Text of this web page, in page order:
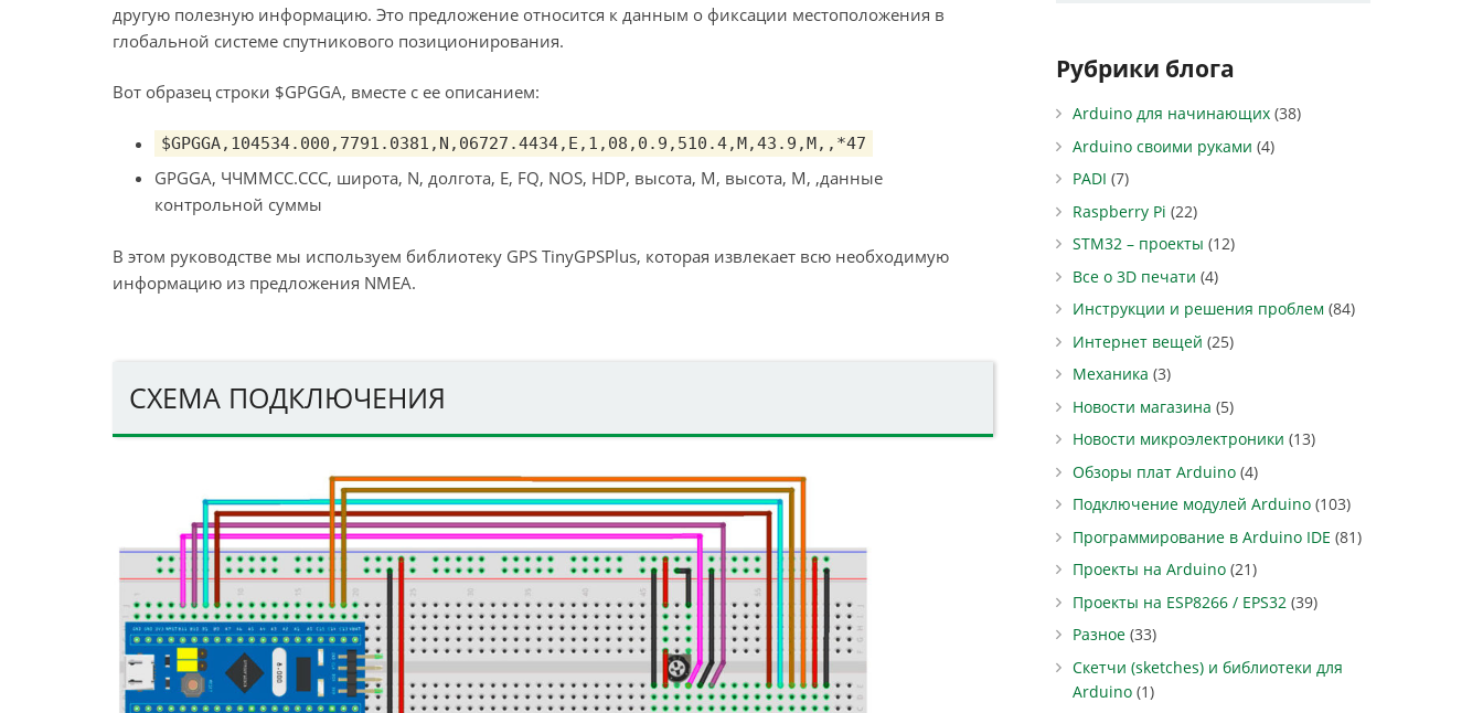
другую полезную информацию. Это предложение относится к данным о фиксации местоположения в
глобальной системе спутникового позиционирования.
Вот образец строки $GPGGA, вместе с ее описанием:
$GPGGA,104534.000,7791.0381,N,06727.4434,E,1,08,0.9,510.4,M,43.9,M,,*47
GPGGA, ЧЧММСС.ССС, широта, N, долгота, E, FQ, NOS, HDP, высота, М, высота, М, ,данные
контрольной суммы
В этом руководстве мы используем библиотеку GPS TinyGPSPlus, которая извлекает всю необходимую
информацию из предложения NMEA.
СХЕМА ПОДКЛЮЧЕНИЯ
Рубрики блога
Arduino для начинающих (38)
Arduino своими руками (4)
PADI (7)
Raspberry Pi (22)
STM32 – проекты (12)
Все о 3D печати (4)
Инструкции и решения проблем (84)
Интернет вещей (25)
Механика (3)
Новости магазина (5)
Новости микроэлектроники (13)
Обзоры плат Arduino (4)
Подключение модулей Arduino (103)
Программирование в Arduino IDE (81)
Проекты на Arduino (21)
Проекты на ESP8266 / EPS32 (39)
Разное (33)
Скетчи (sketches) и библиотеки для
Arduino (1)